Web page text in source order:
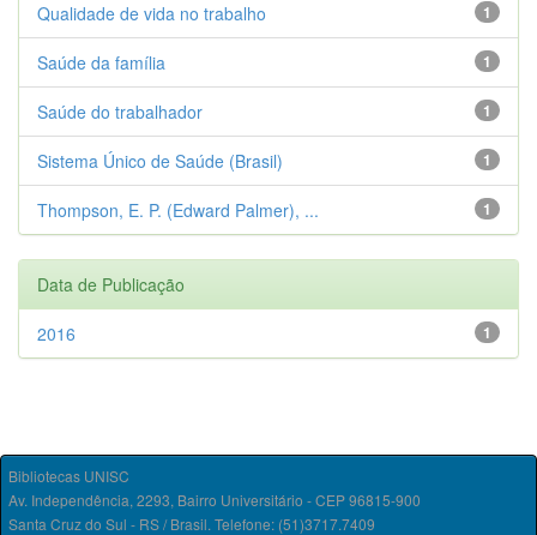
1
Qualidade de vida no trabalho
1
Saúde da família
1
Saúde do trabalhador
1
Sistema Único de Saúde (Brasil)
1
Thompson, E. P. (Edward Palmer), ...
Data de Publicação
1
2016
Bibliotecas UNISC
Av. Independência, 2293, Bairro Universitário - CEP 96815-900
Santa Cruz do Sul - RS / Brasil. Telefone: (51)3717.7409